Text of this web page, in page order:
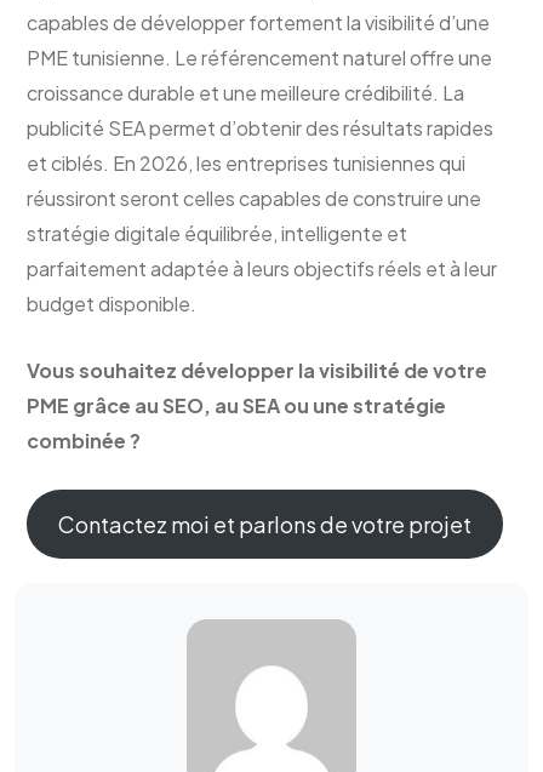
capables de développer fortement la visibilité d’une
PME tunisienne. Le référencement naturel offre une
croissance durable et une meilleure crédibilité. La
publicité SEA permet d’obtenir des résultats rapides
et ciblés. En 2026, les entreprises tunisiennes qui
réussiront seront celles capables de construire une
stratégie digitale équilibrée, intelligente et
parfaitement adaptée à leurs objectifs réels et à leur
budget disponible.
Vous souhaitez développer la visibilité de votre
PME grâce au SEO, au SEA ou une stratégie
combinée ?
Contactez moi et parlons de votre projet